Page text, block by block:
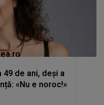
49 de ani, deși a
«Nu e noroc!»